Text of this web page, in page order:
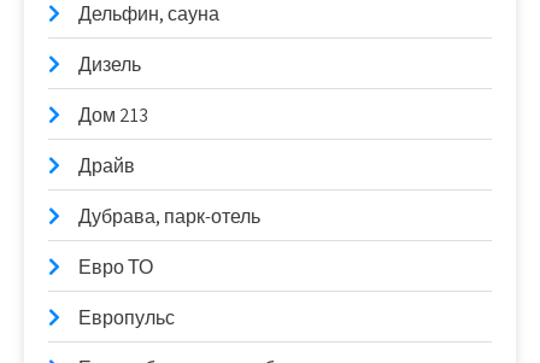
Дельфин, сауна
Дизель
Дом 213
Драйв
Дубрава, парк-отель
Евро ТО
Европульс